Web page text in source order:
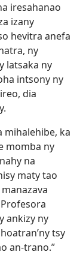
iresahanao
izany
hevitra anefa
ny
latsaka ny
intsony ny
dia
mihalehibe, ka
momba ny
na
maty tao
ankizy ny
tsy
an-trano.”